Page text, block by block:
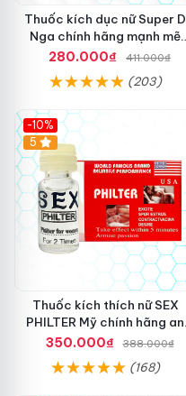
Thuốc kích dục nữ Super D
Nga chính hãng mạnh mẽ
tăng khoái cảm
280.000₫ 411.000₫
(203)
-10%
5
Thuốc kích thích nữ SEX
PHILTER Mỹ chính hãng an
toàn hiệu quả
350.000₫ 388.000₫
(168)